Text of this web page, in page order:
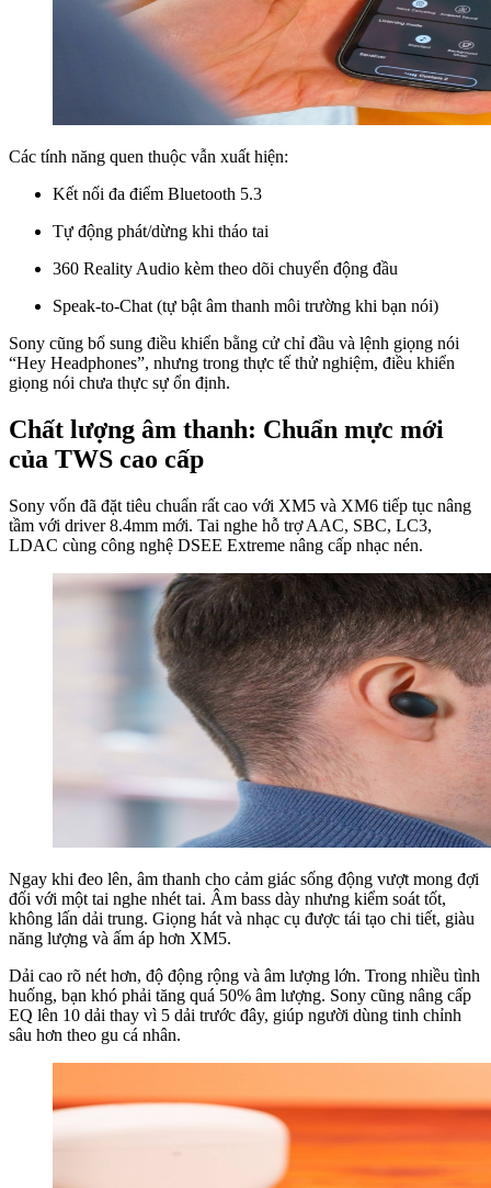
Các tính năng quen thuộc vẫn xuất hiện:
Kết nối đa điểm Bluetooth 5.3
Tự động phát/dừng khi tháo tai
360 Reality Audio kèm theo dõi chuyển động đầu
Speak-to-Chat (tự bật âm thanh môi trường khi bạn nói)
Sony cũng bổ sung điều khiển bằng cử chỉ đầu và lệnh giọng nói
“Hey Headphones”, nhưng trong thực tế thử nghiệm, điều khiển
giọng nói chưa thực sự ổn định.
Chất lượng âm thanh: Chuẩn mực mới
của TWS cao cấp
Sony vốn đã đặt tiêu chuẩn rất cao với XM5 và XM6 tiếp tục nâng
tầm với driver 8.4mm mới. Tai nghe hỗ trợ AAC, SBC, LC3,
LDAC cùng công nghệ DSEE Extreme nâng cấp nhạc nén.
Ngay khi đeo lên, âm thanh cho cảm giác sống động vượt mong đợi
đối với một tai nghe nhét tai. Âm bass dày nhưng kiểm soát tốt,
không lấn dải trung. Giọng hát và nhạc cụ được tái tạo chi tiết, giàu
năng lượng và ấm áp hơn XM5.
Dải cao rõ nét hơn, độ động rộng và âm lượng lớn. Trong nhiều tình
huống, bạn khó phải tăng quá 50% âm lượng. Sony cũng nâng cấp
EQ lên 10 dải thay vì 5 dải trước đây, giúp người dùng tinh chỉnh
sâu hơn theo gu cá nhân.